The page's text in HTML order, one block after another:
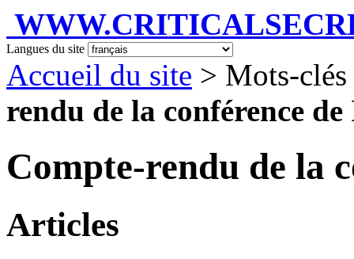
Langues du site
Accueil du site > Mots-
rendu de la conférence
Compte-rendu de la
Articles